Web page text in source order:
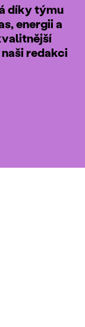
díky týmu
energii a
redakci